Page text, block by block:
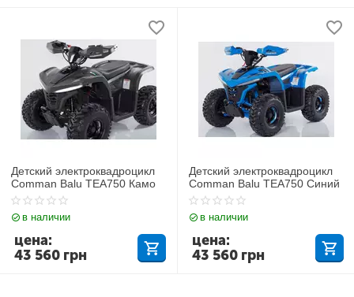
Детский электроквадроцикл
Comman Balu TEA750 Камо
в наличии
43 560 грн
цена:
Детский электроквадроцикл
Comman Balu TEA750 Синий
в наличии
43 560 грн
цена: